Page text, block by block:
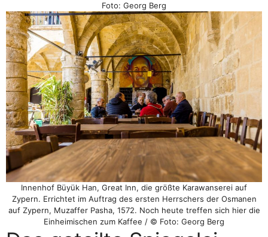
Foto: Georg Berg
Innenhof Büyük Han, Great Inn, die größte Karawanserei auf
Zypern. Errichtet im Auftrag des ersten Herrschers der Osmanen
auf Zypern, Muzaffer Pasha, 1572. Noch heute treffen sich hier die
Einheimischen zum Kaffee / © Foto: Georg Berg